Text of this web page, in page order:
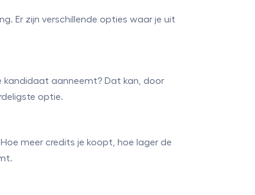
Er zijn verschillende opties waar je uit
kandidaat aanneemt? Dat kan, door
optie.
meer credits je koopt, hoe lager de